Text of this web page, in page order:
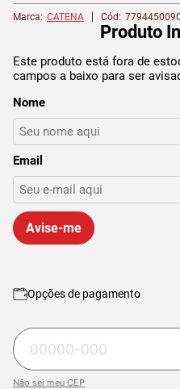
Marca: CATENA Cód:
Produto
Este produto está fora de
campos a baixo para ser
Nome
Email
Avise-me
Opções de pagamento
Não sei meu CEP